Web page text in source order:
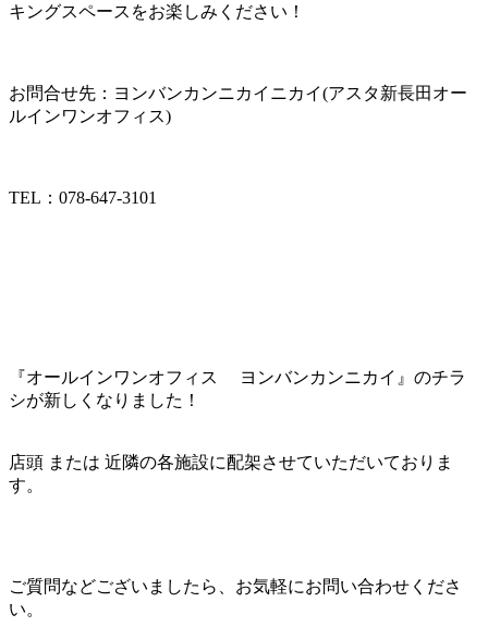
キングスペースをお楽しみください！
お問合せ先：ヨンバンカンニカイニカイ(アスタ新長田オー
ルインワンオフィス)
TEL：078-647-3101
『オールインワンオフィス ヨンバンカンニカイ』のチラ
シが新しくなりました！
店頭 または 近隣の各施設に配架させていただいておりま
す。
ご質問などございましたら、お気軽にお問い合わせくださ
い。